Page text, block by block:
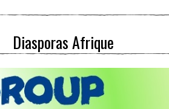
Diasporas Afrique